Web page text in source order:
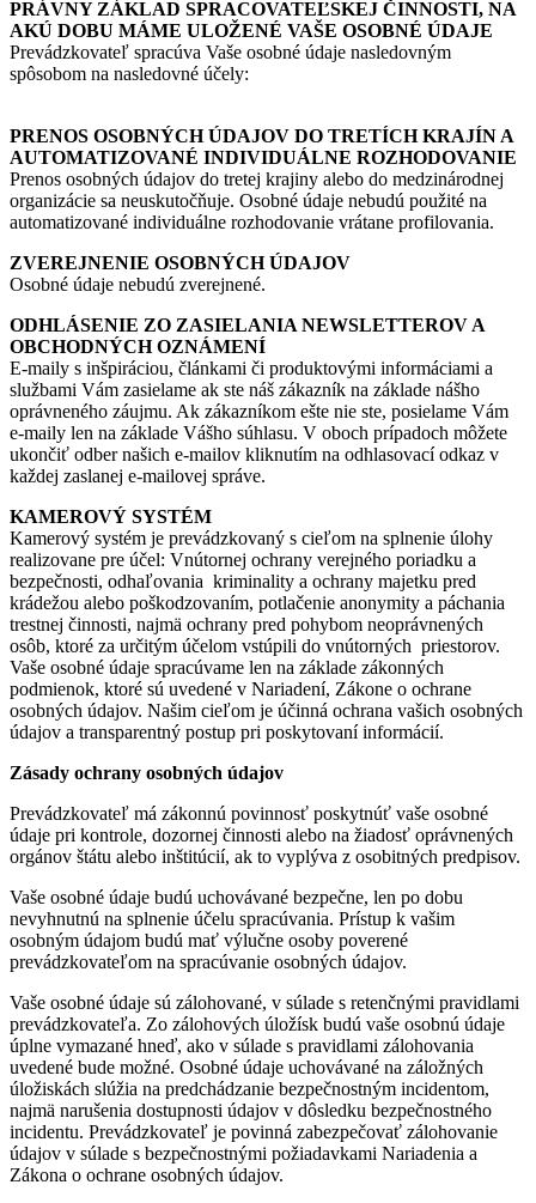
PRÁVNY ZÁKLAD SPRACOVATEĽSKEJ ČINNOSTI, NA
AKÚ DOBU MÁME ULOŽENÉ VAŠE OSOBNÉ ÚDAJE
Prevádzkovateľ spracúva Vaše osobné údaje nasledovným
spôsobom na nasledovné účely:
PRENOS OSOBNÝCH ÚDAJOV DO TRETÍCH KRAJÍN A
AUTOMATIZOVANÉ INDIVIDUÁLNE ROZHODOVANIE
Prenos osobných údajov do tretej krajiny alebo do medzinárodnej
organizácie sa neuskutočňuje. Osobné údaje nebudú použité na
automatizované individuálne rozhodovanie vrátane profilovania.
ZVEREJNENIE OSOBNÝCH ÚDAJOV
Osobné údaje nebudú zverejnené.
ODHLÁSENIE ZO ZASIELANIA NEWSLETTEROV A
OBCHODNÝCH OZNÁMENÍ
E-maily s inšpiráciou, článkami či produktovými informáciami a
službami Vám zasielame ak ste náš zákazník na základe nášho
oprávneného záujmu. Ak zákazníkom ešte nie ste, posielame Vám
e-maily len na základe Vášho súhlasu. V oboch prípadoch môžete
ukončiť odber našich e-mailov kliknutím na odhlasovací odkaz v
každej zaslanej e-mailovej správe.
KAMEROVÝ SYSTÉM
Kamerový systém je prevádzkovaný s cieľom na splnenie úlohy
realizovane pre účel: Vnútornej ochrany verejného poriadku a
bezpečnosti, odhaľovania kriminality a ochrany majetku pred
krádežou alebo poškodzovaním, potlačenie anonymity a páchania
trestnej činnosti, najmä ochrany pred pohybom neoprávnených
osôb, ktoré za určitým účelom vstúpili do vnútorných priestorov.
Vaše osobné údaje spracúvame len na základe zákonných
podmienok, ktoré sú uvedené v Nariadení, Zákone o ochrane
osobných údajov. Našim cieľom je účinná ochrana vašich osobných
údajov a transparentný postup pri poskytovaní informácií.
Zásady ochrany osobných údajov
Prevádzkovateľ má zákonnú povinnosť poskytnúť vaše osobné
údaje pri kontrole, dozornej činnosti alebo na žiadosť oprávnených
orgánov štátu alebo inštitúcií, ak to vyplýva z osobitných predpisov.
Vaše osobné údaje budú uchovávané bezpečne, len po dobu
nevyhnutnú na splnenie účelu spracúvania. Prístup k vašim
osobným údajom budú mať výlučne osoby poverené
prevádzkovateľom na spracúvanie osobných údajov.
Vaše osobné údaje sú zálohované, v súlade s retenčnými pravidlami
prevádzkovateľa. Zo zálohových úložísk budú vaše osobnú údaje
úplne vymazané hneď, ako v súlade s pravidlami zálohovania
uvedené bude možné. Osobné údaje uchovávané na záložných
úložiskách slúžia na predchádzanie bezpečnostným incidentom,
najmä narušenia dostupnosti údajov v dôsledku bezpečnostného
incidentu. Prevádzkovateľ je povinná zabezpečovať zálohovanie
údajov v súlade s bezpečnostnými požiadavkami Nariadenia a
Zákona o ochrane osobných údajov.